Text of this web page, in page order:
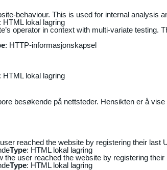
behaviour. This is used for internal analysis
: HTML lokal lagring
operator in context with multi-variate
: HTTP-informasjonskapsel
: HTML lokal lagring
besøkende på nettsteder. Hensikten er å
reached the website by registering their last
Type: HTML lokal lagring
the user reached the website by registering
Type: HTML lokal lagring